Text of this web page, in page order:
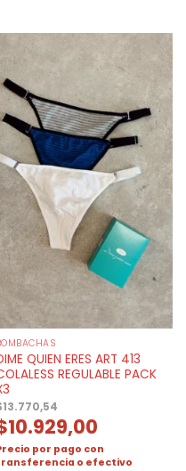
QUIEN ERES ART 413
REGULABLE PACK
13.770,54
10.929,00
por pago con
o efectivo